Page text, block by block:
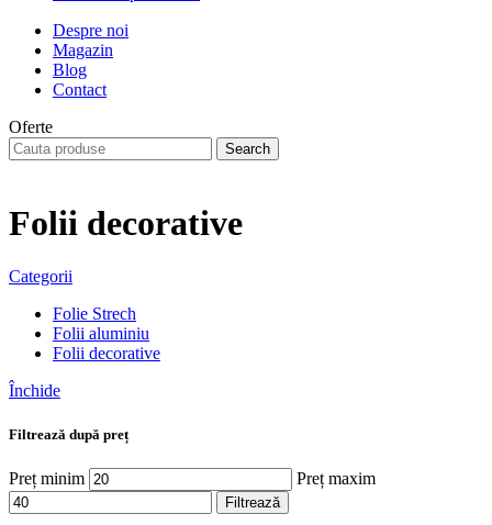
Despre noi
Magazin
Blog
Contact
Oferte
Search
Folii decorative
Categorii
Folie Strech
Folii aluminiu
Folii decorative
Închide
Filtrează după preț
Preț minim Preț maxim
Filtrează